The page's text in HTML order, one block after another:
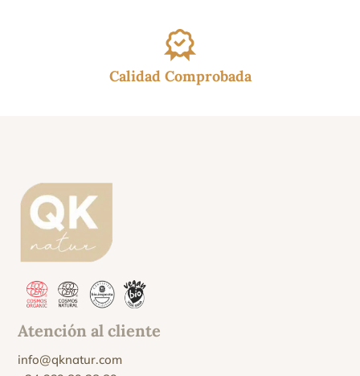
Calidad Comprobada
Atención al cliente
info@qknatur.com